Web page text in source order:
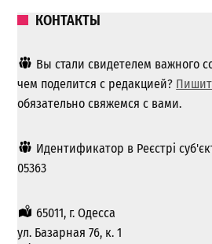
КОНТАКТЫ
Вы стали свидетелем важного
чем поделится с редакцией?
обязательно свяжемся с вами.
Идентификатор в Реєстрі
05363
65011, г. Одесса
ул. Базарная 76, к. 1